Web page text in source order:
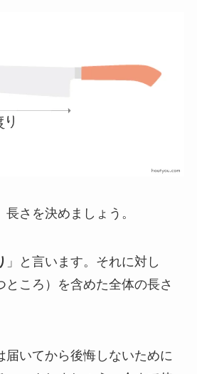
さを決めましょう。
」と言います。それに対し
ところ）を含めた全体の長さ
届いてから後悔しないために